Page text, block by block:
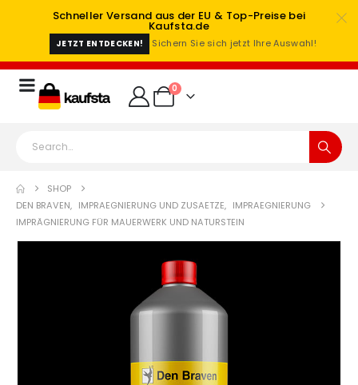
Schneller Versand aus der EU & Top-Preise bei
Kaufsta.de
JETZT ENTDECKEN! Sichern Sie sich jetzt Ihre Auswahl!
0
SHOP
DEN BRAVEN, IMPRAEGNIERUNG UND ZUSAETZE, IMPRAEGNIERUNG
IMPRÄGNIERUNG FÜR MAUERWERK UND NATURSTEIN